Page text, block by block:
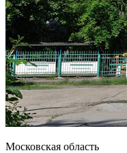
Московская область